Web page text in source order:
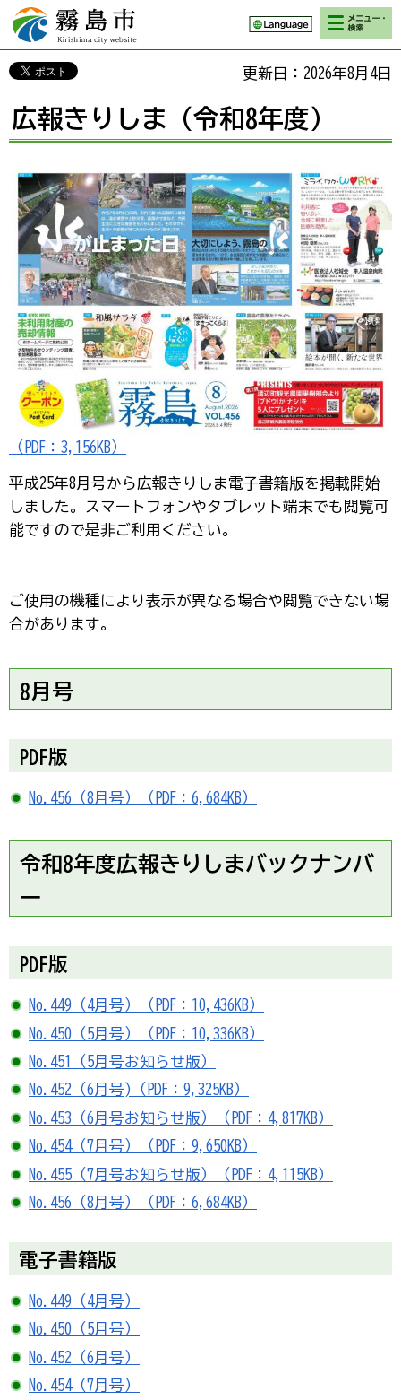
霧島市 Kirishima
city website
検索・メニ
ュー
更新日：2026年8月4日
広報きりしま（令和8年度）
（PDF：3,156KB）
平成25年8月号から広報きりしま電子書籍版を掲載開始
しました。スマートフォンやタブレット端末でも閲覧可
能ですので是非ご利用ください。
ご使用の機種により表示が異なる場合や閲覧できない場
合があります。
8月号
PDF版
No.456（8月号）（PDF：6,684KB）
令和8年度広報きりしまバックナンバ
ー
PDF版
No.449（4月号）（PDF：10,436KB）
No.450（5月号）（PDF：10,336KB）
No.451（5月号お知らせ版）
No.452（6月号)（PDF：9,325KB）
No.453（6月号お知らせ版）（PDF：4,817KB）
No.454（7月号）（PDF：9,650KB）
No.455（7月号お知らせ版）（PDF：4,115KB）
No.456（8月号）（PDF：6,684KB）
電子書籍版
No.449（4月号）
No.450（5月号）
No.452（6月号）
No.454（7月号）